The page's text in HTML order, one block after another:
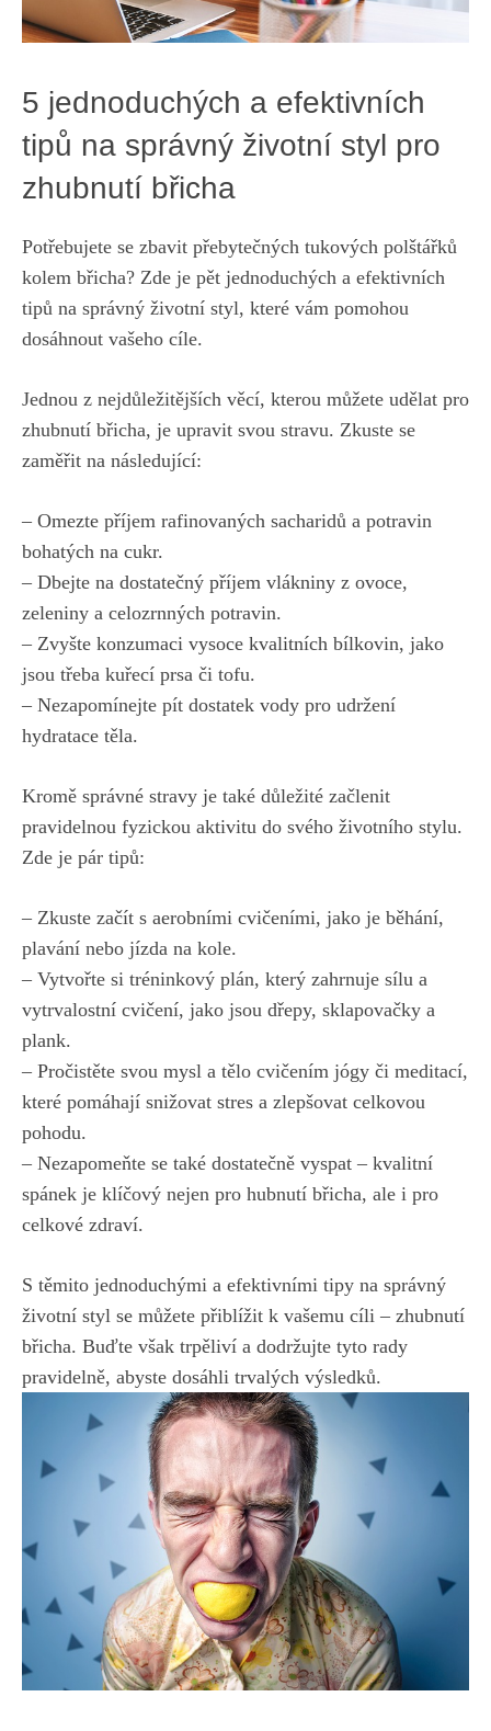
5 jednoduchých a efektivních
tipů na správný životní styl‍ pro
zhubnutí břicha
Potřebujete se zbavit přebytečných tukových polštářků
kolem⁤ břicha? Zde je pět jednoduchých a efektivních
tipů na správný životní styl, které vám‍ pomohou
dosáhnout vašeho cíle.
Jednou z nejdůležitějších věcí, kterou ⁢můžete udělat pro
zhubnutí břicha, je upravit svou stravu. Zkuste se
zaměřit na následující:
– Omezte příjem rafinovaných ⁢sacharidů a potravin
bohatých na cukr.
– Dbejte na dostatečný příjem vlákniny z ovoce,
‍zeleniny a celozrnných potravin.
– Zvyšte konzumaci vysoce kvalitních bílkovin, jako
jsou třeba kuřecí prsa či tofu.
– ⁤Nezapomínejte pít dostatek vody pro udržení
hydratace těla.
Kromě​ správné stravy je také důležité začlenit
pravidelnou fyzickou aktivitu do svého životního stylu.
Zde je pár ⁣tipů:
– Zkuste začít s aerobními cvičeními, jako ⁣je běhání,
plavání nebo ​jízda na kole.
– ‌Vytvořte si tréninkový plán, který zahrnuje sílu a⁢
vytrvalostní cvičení,⁣ jako jsou dřepy, sklapovačky a ​
plank.
– Pročistěte svou mysl a tělo⁢ cvičením jógy či meditací,
které pomáhají snižovat stres a zlepšovat celkovou
pohodu.
– Nezapomeňte se také⁢ dostatečně vyspat – kvalitní
spánek je klíčový ​nejen pro hubnutí břicha, ⁢ale i pro
celkové zdraví.
S těmito jednoduchými a efektivními tipy na správný⁢
životní styl se můžete přiblížit k vašemu cíli – zhubnutí
břicha. Buďte však trpěliví a ‌dodržujte tyto rady
‍pravidelně, abyste dosáhli trvalých ‍výsledků.